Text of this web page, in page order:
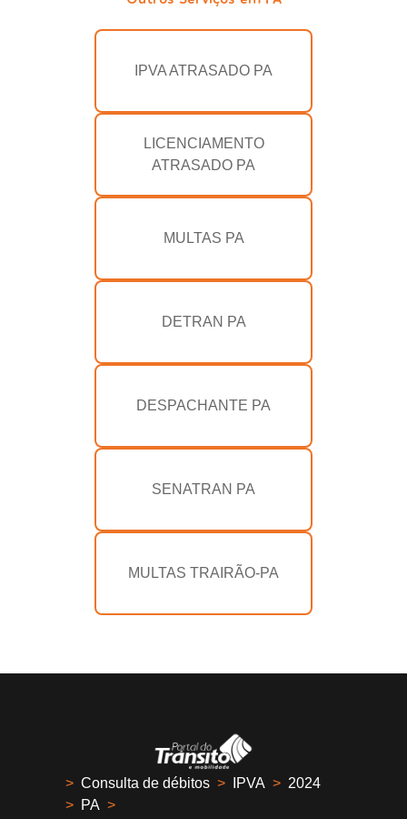
IPVA ATRASADO PA
LICENCIAMENTO
ATRASADO PA
MULTAS PA
DETRAN PA
DESPACHANTE PA
SENATRAN PA
MULTAS TRAIRÃO-PA
> Consulta de débitos > IPVA > 2024
> PA >